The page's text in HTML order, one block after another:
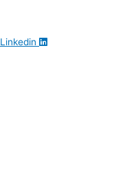
Linkedin